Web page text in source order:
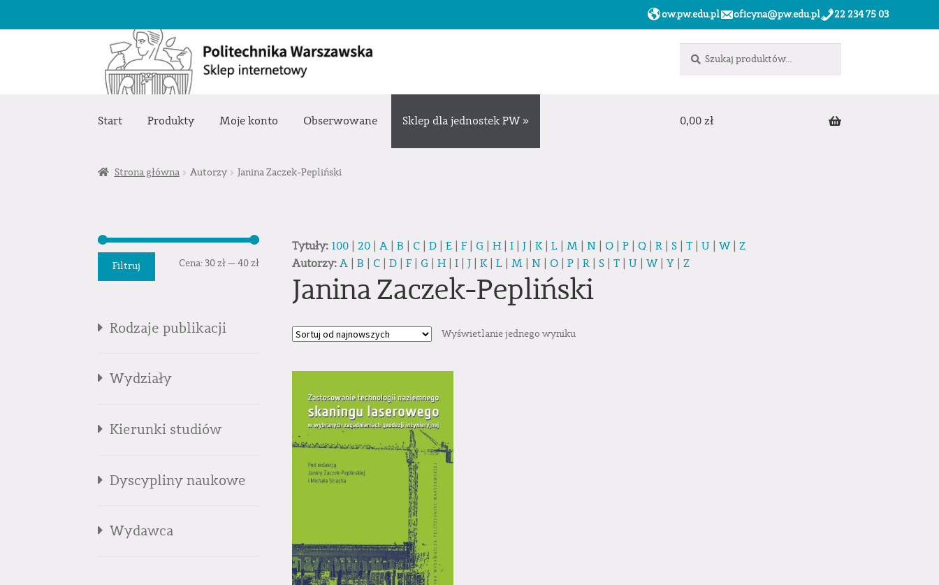
ow.pw.edu.pl oficyna@pw.edu.pl 22 234 75 03
Przejdź
nawigacji
Przejdź
treści
Start Produkty Moje konto Obserwowane Sklep dla jednostek PW » 0,00 zł
Strona główna Autorzy Janina Zaczek-Pepliński
Tytuły: 100| 20| A| B | C| D| E| F| G | H| I| J| K| L| M| N| O| P| Q| R| S| T| U | W| Z
Autorzy: A| B | C| D| F| G | H| I| J| K| L| M| N| O| P| R| S| T| U | W| Y| Z
Janina Zaczek-Pepliński
Wyświetlanie jednego wyniku
Cena
Cena
Filtruj Cena: 30 zł—40 zł
Rodzaje publikacji
Wydziały
Kierunki studiów
Dyscypliny naukowe
Wydawca